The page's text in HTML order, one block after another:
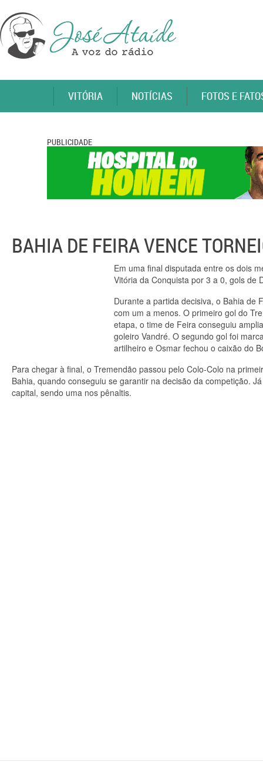
VITÓRIA NOTÍCIAS FOTOS E
PUBLICIDADE
BAHIA DE FEIRA VENCE
Em uma final disputada entre os dois
Vitória da Conquista por 3 a 0, gols de
Durante a partida decisiva, o Bahia de
com um a menos. O primeiro gol do
etapa, o time de Feira conseguiu
goleiro Vandré. O segundo gol foi
artilheiro e Osmar fechou o caixão do
Para chegar à final, o Tremendão passou pelo Colo-Colo na
Bahia, quando conseguiu se garantir na decisão da competição.
capital, sendo uma nos pênaltis.